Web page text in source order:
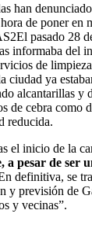
han
de poner en
El pasado 28
informaba del
de
ciudad ya
alcantarillas y
de cebra como
reducida.
el inicio de la
a pesar de ser
definitiva, se
y previsión de
y vecinas”.